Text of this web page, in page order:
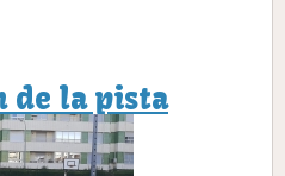
de la pista